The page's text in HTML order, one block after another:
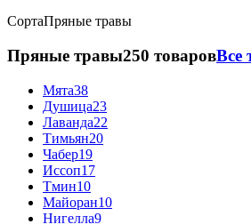
СортаПряные травы
Пряные травы250 товаровВсе
Мята38
Душица23
Лаванда22
Тимьян20
Чабер19
Иссоп17
Тмин10
Майоран10
Нигелла9